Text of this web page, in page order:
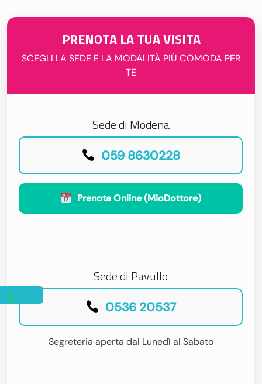
PRENOTA LA TUA VISITA
SCEGLI LA SEDE E LA MODALITÀ PIÙ COMODA PER
TE
Sede di Modena
059 8630228
Prenota Online (MioDottore)
Sede di Pavullo
0536 20537
Segreteria aperta dal Lunedì al Sabato